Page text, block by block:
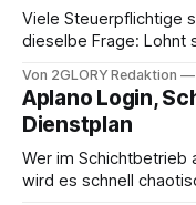
Viele Steuerpflichtige
dieselbe Frage: Lohnt
erledigen? Die kurze
aus – sobald jedoch
zusammentreffen
anstehen, zahlt sich
Von 2GLORY Redaktion
Aplano Login,
Dienstplan
Wer im Schichtbetrieb
wird es schnell